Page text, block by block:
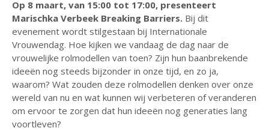
Scholen
Advies en Expertise
Verhuur
Over ons
Ons verhaal
Het Team
Smoelenboek
Op 8 maart, van 15:00 tot 17:00, presenteert
Marischka Verbeek Breaking Barriers. Bij dit
evenement wordt stilgestaan bij Internationale
Vrouwendag. Hoe kijken we vandaag de dag naar de
vrouwelijke rolmodellen van toen? Zijn hun baanbrekende
ideeën nog steeds bijzonder in onze tijd, en zo ja,
waarom? Wat zouden deze rolmodellen denken over onze
wereld van nu en wat kunnen wij verbeteren of veranderen
om ervoor te zorgen dat hun ideeën nog generaties lang
voortleven?